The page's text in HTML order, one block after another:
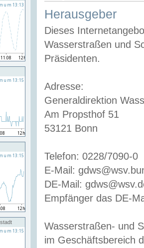
Herausgeber
Dieses
Wasserstraßen und
Präsidenten.
Adresse:
Generaldirektion
Am Propsthof 51
53121 Bonn
Telefon: 0228/7090-0
E-Mail:
DE-Mail:
Empfänger das DE-
Wasserstraßen- und
im Geschäftsbereich